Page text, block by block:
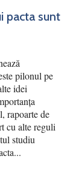
pacta sunt
pilonul pe
idei
rapoarte de
cu alte reguli
studiu